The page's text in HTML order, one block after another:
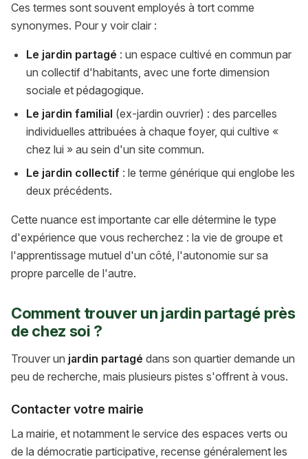
Ces termes sont souvent employés à tort comme
synonymes. Pour y voir clair :
Le jardin partagé : un espace cultivé en commun par
un collectif d'habitants, avec une forte dimension
sociale et pédagogique.
Le jardin familial (ex-jardin ouvrier) : des parcelles
individuelles attribuées à chaque foyer, qui cultive «
chez lui » au sein d'un site commun.
Le jardin collectif: le terme générique qui englobe les
deux précédents.
Cette nuance est importante car elle détermine le type
d'expérience que vous recherchez : la vie de groupe et
l'apprentissage mutuel d'un côté, l'autonomie sur sa
propre parcelle de l'autre.
Comment trouver un jardin partagé près
de chez soi ?
Trouver un jardin partagé dans son quartier demande un
peu de recherche, mais plusieurs pistes s'offrent à vous.
Contacter votre mairie
La mairie, et notamment le service des espaces verts ou
de la démocratie participative, recense généralement les